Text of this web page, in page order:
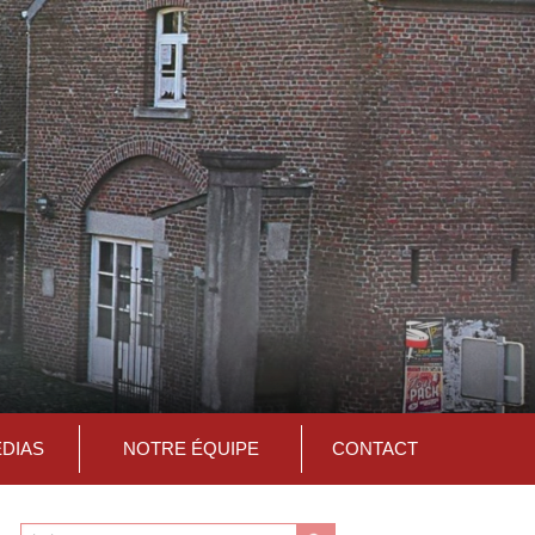
NOTRE ÉQUIPE CONTACT